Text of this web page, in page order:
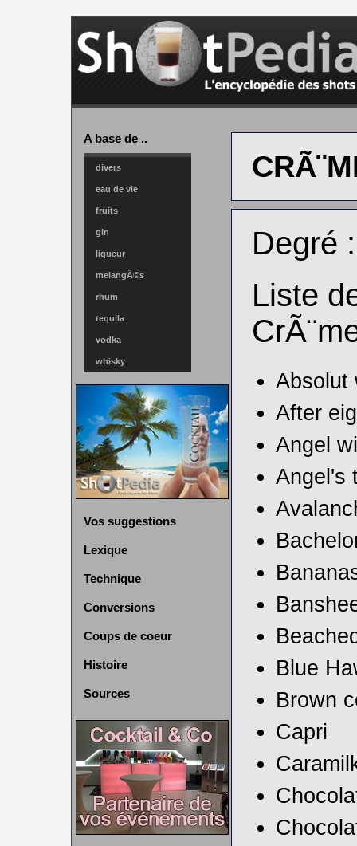
A base de ..
divers
eau de vie
fruits
gin
liqueur
melangÃ©s
rhum
tequila
vodka
whisky
Vos suggestions
Lexique
Technique
Conversions
Coups de coeur
Histoire
Sources
Degré
Liste
Absolut
After
Angel
Angel's
Blue
Brown
Capri